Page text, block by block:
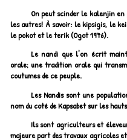
On peut scinder le kalenjin
les autres! À savoir: le kipsigis, le
le pokot et le terik (Ogot 1976).
Le nandi que l'on écrit
orale; une tradition orale qui
coutumes de ce peuple.
Les Nandis sont une
nom du coté de Kapsabet sur les
Ils sont agriculteurs et
majeure part des travaux agricoles